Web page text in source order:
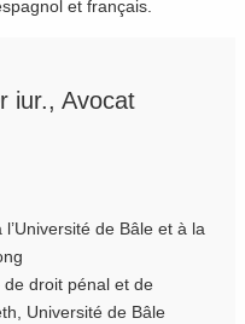
et français.
iur., Avocat
de Bâle et à la
de droit pénal et de
Université de Bâle